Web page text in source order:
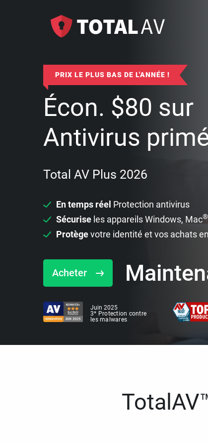
PRIX LE PLUS BAS DE L'ANNÉE !
Écon. $80 sur
Antivirus
Total AV Plus 2026
En temps réel Protection antivirus
Sécurise les appareils Windows, Mac®
Protègevotre identité et vos achats
Acheter
Juin 2025
3* Protection contre
les malwares